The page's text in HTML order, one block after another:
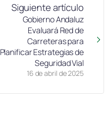
Siguiente artículo
16 de abril de 2025
Gobierno Andaluz
Evaluará Red de
Carreteras para
Planificar Estrategias de
Seguridad Vial